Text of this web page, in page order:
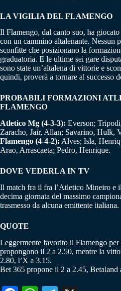
LA VIGILIA DEL FLAMENGO
Il Flamengo, dal canto suo, ha
con un cammino altalenante. Nessun
sconfitte che posizionano la
graduatoria. E le ultime sei gare
sono state un’altalena di vittorie e
quindi, proverà a tornare al successo
PROBABILI FORMAZIONI
FLAMENGO
Atletico Mg (4-3-3): Everson;
Zaracho, Jair, Allan; Savarino, Hulk,
Flamengo (4-4-2): Alves; Isla,
Arao, Arrascaeta; Pedro, Henrique.
DOVE VEDERLA IN TV
Il match fra il fra l’Atletico Mineiro e
decima giornata del massimo
trasmesso da alcuna emittente italiana.
QUOTE
Leggermente favorito il Flamengo per
propongono il 2 a 2.50, mentre la
2.80, l’X a 3.15.
Bet 365 propone il 2 a 2.45, Betaland